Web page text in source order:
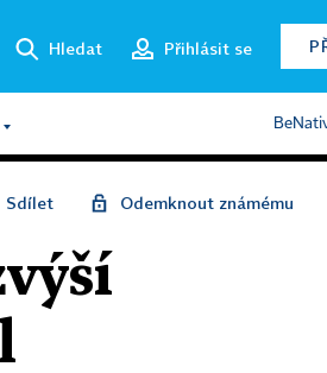
Hledat Přihlásit se
Sdílet Odemknout známému